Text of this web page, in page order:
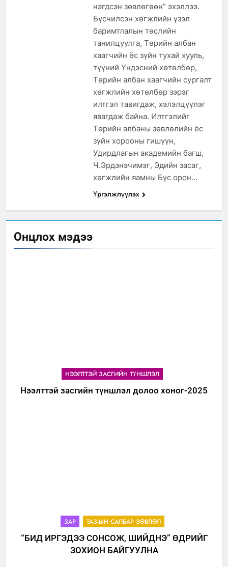
Онцлох мэдээ
НЭЭЛТТЭЙ ЗАСГИЙН ТҮНШЛЭЛ
Нээлттэй засгийн түншлэл долоо хоног-2025
ЗАР ТАЗ-ЫН САЛБАР ЗӨВЛӨЛ
“БИД ИРГЭДЭЭ СОНСОЖ, ШИЙДНЭ” ӨДРИЙГ
ЗОХИОН БАЙГУУЛНА
нэгдсэн зөвлөгөөн” эхэллээ.
Бүсчилсэн хөгжлийн үзэл
баримтлалын төслийн
танилцуулга, Төрийн албан
хаагчийн ёс зүйн тухай хууль,
түүний Үндэсний хөтөлбөр,
Төрийн албан хаагчийн сургалт
хөгжлийн хөтөлбөр зэрэг
илтгэл тавигдаж, хэлэлцүүлэг
явагдаж байна. Илтгэлийг
Төрийн албаны зөвлөлийн ёс
зүйн хорооны гишүүн,
Удирдлагын академийн багш,
Ч.Эрдэнэчимэг, Эдийн засаг,
хөгжлийн яамны Бүс орон…
Үргэлжлүүлэх